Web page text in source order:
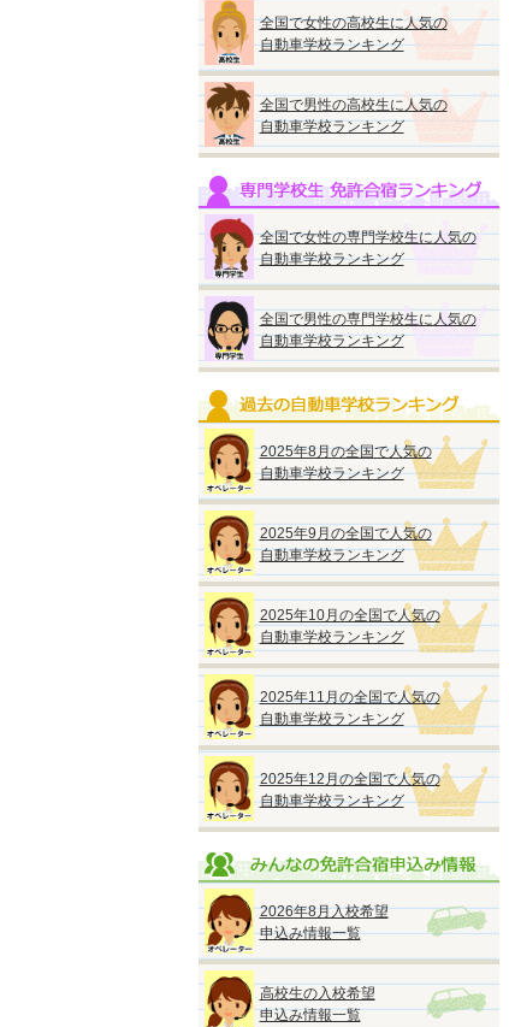
全国で女性の高校生に人気の
自動車学校ランキング
全国で男性の高校生に人気の
自動車学校ランキング
全国で女性の専門学校生に人気の
自動車学校ランキング
全国で男性の専門学校生に人気の
自動車学校ランキング
2025年8月の全国で人気の
自動車学校ランキング
2025年9月の全国で人気の
自動車学校ランキング
2025年10月の全国で人気の
自動車学校ランキング
2025年11月の全国で人気の
自動車学校ランキング
2025年12月の全国で人気の
自動車学校ランキング
2026年8月入校希望
申込み情報一覧
高校生の入校希望
申込み情報一覧